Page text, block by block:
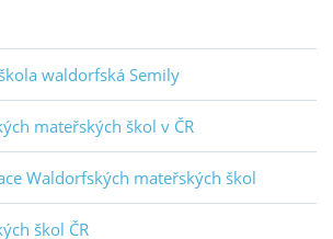
waldorfská Semily
mateřských škol v ČR
Waldorfských mateřských škol
škol ČR